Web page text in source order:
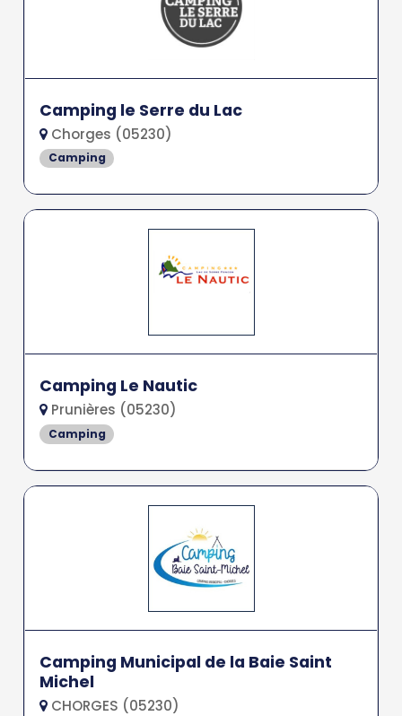
Camping le Serre du Lac
Chorges (05230)
Camping
Camping Le Nautic
Prunières (05230)
Camping
Camping Municipal de la Baie Saint
Michel
CHORGES (05230)